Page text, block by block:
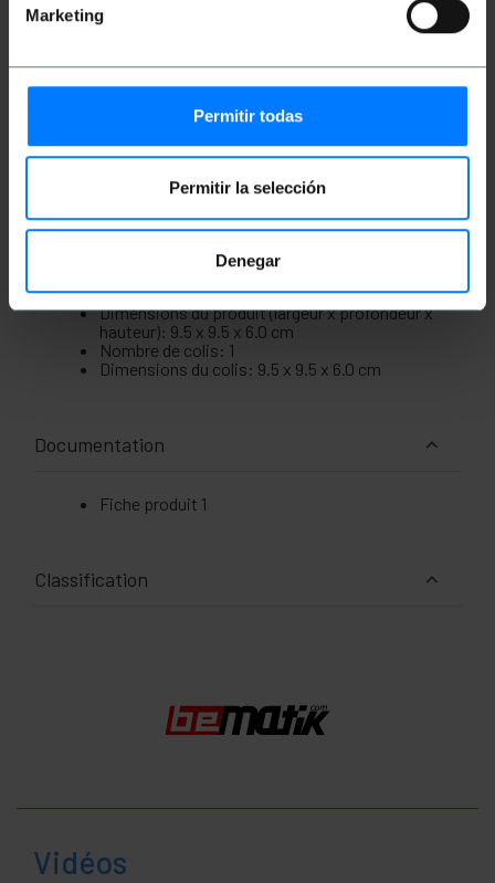
Marketing
Permitir todas
Permitir la selección
Denegar
l'arrière, il a deux trous pré-percés pour un
tube 20 et deux sur les côtés pour un tube 22.
algues, avec une faible émission de fumées et
de gaz corrosifs.
Idéal pour loger et protéger les connexions ou
Comprend des vis à fixer au mur.
Mesures et poids
Poids brut: 147 g
Dimensions du produit (largeur x profondeur x
hauteur): 9.5 x 9.5 x 6.0 cm
Nombre de colis: 1
Dimensions du colis: 9.5 x 9.5 x 6.0 cm
Documentation
Fiche produit 1
Classification
Vidéos